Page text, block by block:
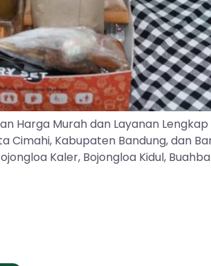
Harga Murah dan Layanan
Cimahi, Kabupaten Bandung, dan
Kaler, Bojongloa Kidul,